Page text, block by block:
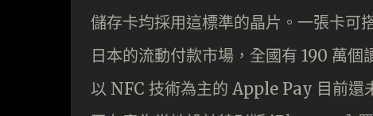
儲存卡均採用這標準的晶片。一張卡可
日本的流動付款市場，全國有 190 萬個
以 NFC 技術為主的 Apple Pay 目前還